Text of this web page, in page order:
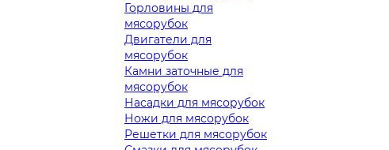
Горловины для
мясорубок
Двигатели для
мясорубок
Камни заточные для
мясорубок
Насадки для мясорубок
Ножи для мясорубок
Решетки для мясорубок